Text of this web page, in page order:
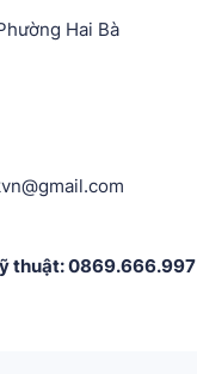
Hai Bà
thuật: 0869.666.997